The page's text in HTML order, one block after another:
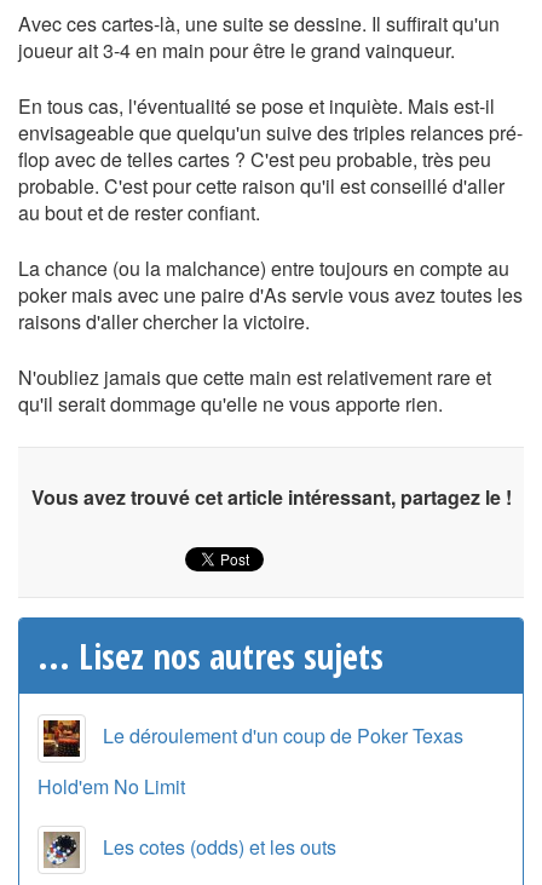
Avec ces cartes-là, une suite se dessine. Il suffirait qu'un
joueur ait 3-4 en main pour être le grand vainqueur.
En tous cas, l'éventualité se pose et inquiète. Mais est-il
envisageable que quelqu'un suive des triples relances pré-
flop avec de telles cartes ? C'est peu probable, très peu
probable. C'est pour cette raison qu'il est conseillé d'aller
au bout et de rester confiant.
La chance (ou la malchance) entre toujours en compte au
poker mais avec une paire d'As servie vous avez toutes les
raisons d'aller chercher la victoire.
N'oubliez jamais que cette main est relativement rare et
qu'il serait dommage qu'elle ne vous apporte rien.
Vous avez trouvé cet article intéressant, partagez le !
... Lisez nos autres sujets
Le déroulement d'un coup de Poker Texas
Hold'em No Limit
Les cotes (odds) et les outs